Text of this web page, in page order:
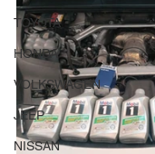
TOYOTA
HONDA
VOLKSWAGEN
JEEP
NISSAN